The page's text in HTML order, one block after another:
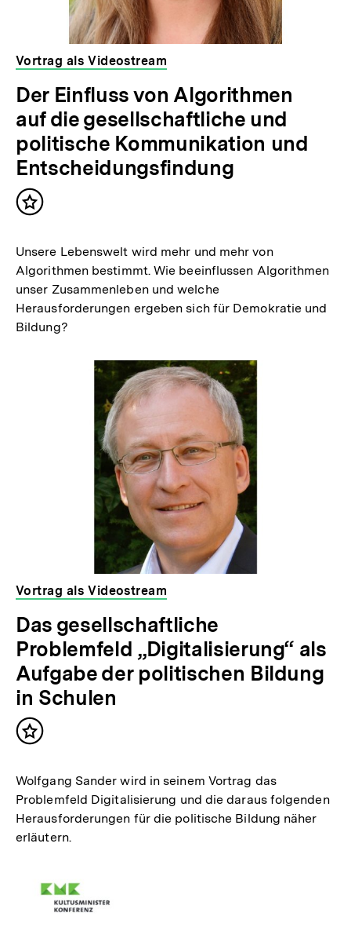
Vortrag als Videostream
Der Einfluss von Algorithmen
auf die gesellschaftliche und
politische Kommunikation und
Entscheidungsfindung
Inhalt
Unsere Lebenswelt wird mehr und mehr von
Algorithmen bestimmt. Wie beeinflussen Algorithmen
unser Zusammenleben und welche
Herausforderungen ergeben sich für Demokratie und
Bildung?
Vortrag als Videostream
Das gesellschaftliche
Problemfeld „Digitalisierung“ als
Aufgabe der politischen Bildung
in Schulen
Inhalt
Wolfgang Sander wird in seinem Vortrag das
Problemfeld Digitalisierung und die daraus folgenden
Herausforderungen für die politische Bildung näher
erläutern.